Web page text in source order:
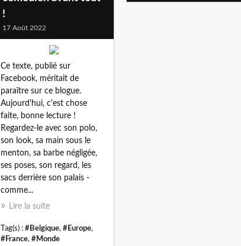
!
17 Août 2022
Ce texte, publié sur
Facebook, méritait de
paraître sur ce blogue.
Aujourd'hui, c'est chose
faite, bonne lecture !
Regardez-le avec son polo,
son look, sa main sous le
menton, sa barbe négligée,
ses poses, son regard, les
sacs derrière son palais -
comme...
Lire la suite
Tag(s) : #Belgique, #Europe,
#France, #Monde